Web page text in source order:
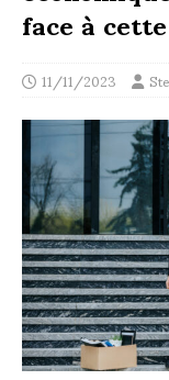
face à
11/11/2023